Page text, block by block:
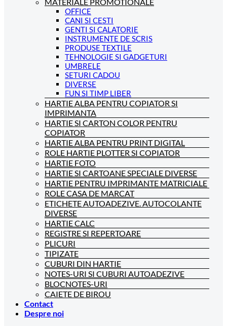
OFFICE
CANI SI CESTI
GENTI SI CALATORIE
INSTRUMENTE DE SCRIS
PRODUSE TEXTILE
TEHNOLOGIE SI GADGETURI
UMBRELE
SETURI CADOU
DIVERSE
FUN SI TIMP LIBER
HARTIE ALBA PENTRU COPIATOR SI
IMPRIMANTA
HARTIE SI CARTON COLOR PENTRU
COPIATOR
HARTIE ALBA PENTRU PRINT DIGITAL
ROLE HARTIE PLOTTER SI COPIATOR
HARTIE FOTO
HARTIE SI CARTOANE SPECIALE DIVERSE
HARTIE PENTRU IMPRIMANTE MATRICIALE
ROLE CASA DE MARCAT
ETICHETE AUTOADEZIVE. AUTOCOLANTE
DIVERSE
HARTIE CALC
REGISTRE SI REPERTOARE
PLICURI
TIPIZATE
CUBURI DIN HARTIE
NOTES-URI SI CUBURI AUTOADEZIVE
BLOCNOTES-URI
CAIETE DE BIROU
Contact
Despre noi